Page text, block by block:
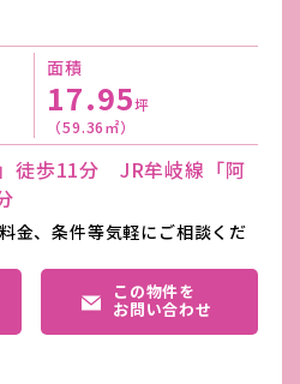
面積
17.95坪
（59.36㎡）
徒歩11分 JR牟岐線「阿
金、条件等気軽にご相談くだ
この物件を
お問い合わせ